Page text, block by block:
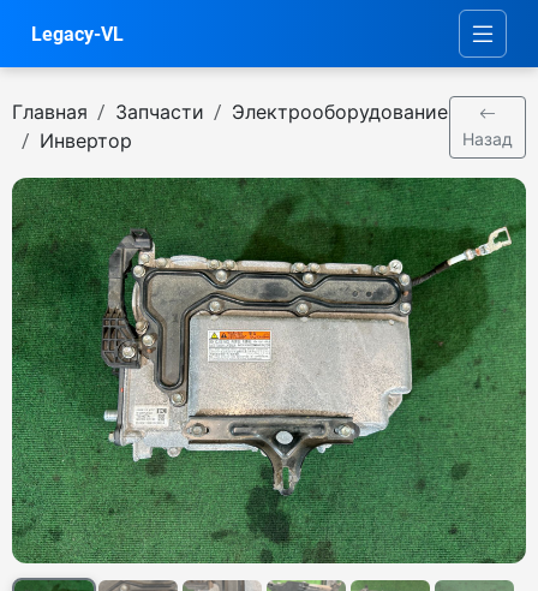
Legacy-VL
Главная Запчасти
Электрооборудование
Инвертор
Назад